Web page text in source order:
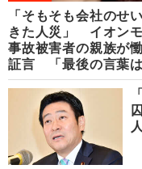
「そもそも会社のせ
きた人災」 イオン
事故被害者の親族が
証言 「最後の言葉